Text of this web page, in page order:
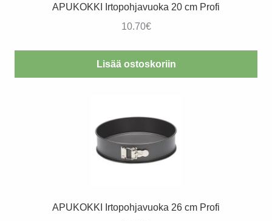
APUKOKKI Irtopohjavuoka 20 cm Profi
10.70€
Lisää ostoskoriin
APUKOKKI Irtopohjavuoka 26 cm Profi